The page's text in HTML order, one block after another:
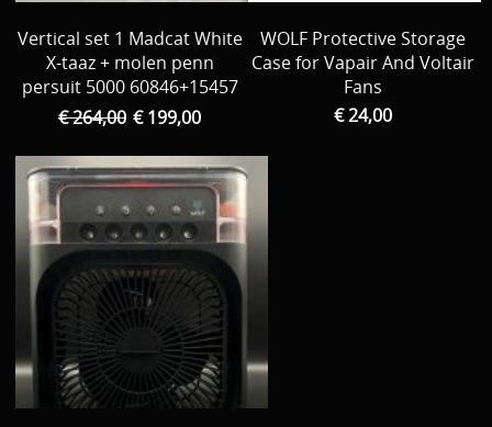
Vertical set 1 Madcat White
X-taaz + molen penn
persuit 5000 60846+15457
€ 264,00 € 199,00
WOLF Protective Storage
Case for Vapair And Voltair
Fans
€ 24,00